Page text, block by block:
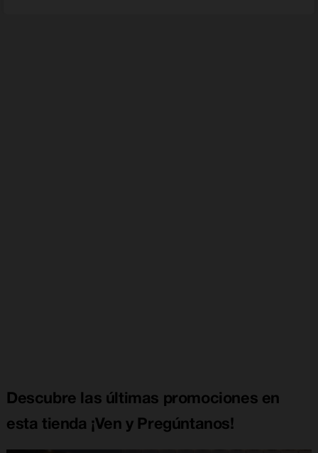
Descubre las últimas promociones en
esta tienda ¡Ven y Pregúntanos!